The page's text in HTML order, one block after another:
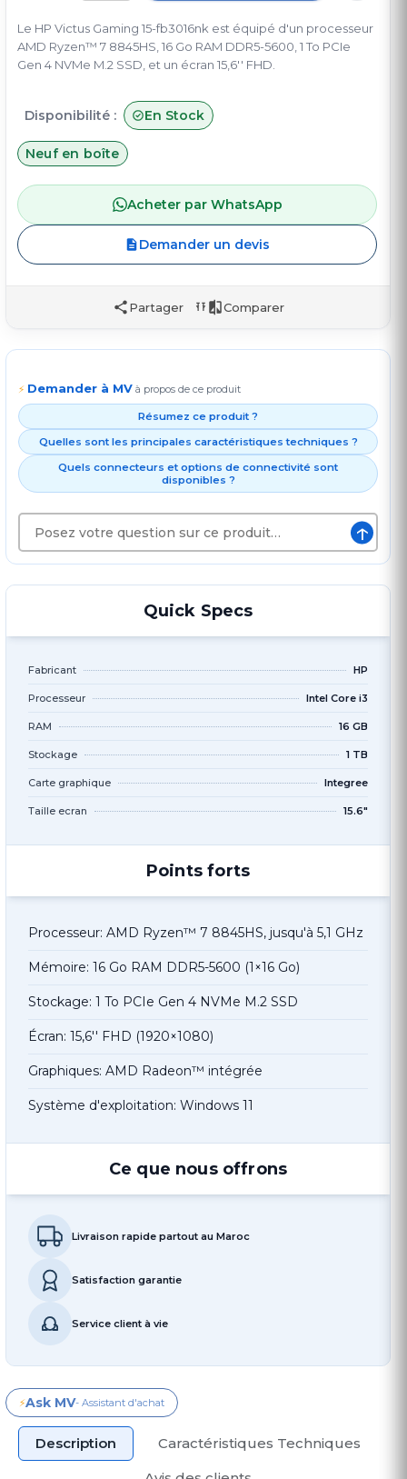
Le HP Victus Gaming 15-fb3016nk est équipé d'un processeur
AMD Ryzen™ 7 8845HS, 16 Go RAM DDR5-5600, 1 To PCIe
Gen 4 NVMe M.2 SSD, et un écran 15,6'' FHD.
Disponibilité : En Stock
Neuf en boîte
Acheter par WhatsApp
Demander un devis
Partager Comparer
⚡ Demander à MV à propos de ce produit
Résumez ce produit ?
Quelles sont les principales caractéristiques techniques ?
Quels connecteurs et options de connectivité sont
disponibles ?
↑
Quick Specs
Fabricant HP
Processeur Intel Core i3
RAM 16 GB
Stockage 1 TB
Carte graphique Integree
Taille ecran 15.6"
Points forts
Processeur: AMD Ryzen™ 7 8845HS, jusqu'à 5,1 GHz
Mémoire: 16 Go RAM DDR5-5600 (1×16 Go)
Stockage: 1 To PCIe Gen 4 NVMe M.2 SSD
Écran: 15,6'' FHD (1920×1080)
Graphiques: AMD Radeon™ intégrée
Système d'exploitation: Windows 11
Ce que nous offrons
Livraison rapide partout au Maroc
Satisfaction garantie
Service client à vie
⚡Ask MV- Assistant d'achat
Description
Caractéristiques Techniques